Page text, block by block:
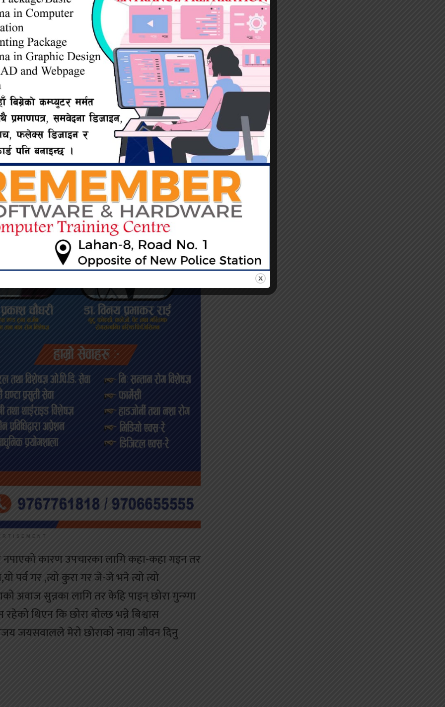
नपाएको कारण उपचारका लागि कहा-कहा गइन तर
पर्व गर ,त्यो कुरा गर जे-जे भने त्यो त्यो
अवाज सुन्नका लागि तर केहि पाइन् छोरा गुन्ग्गा
थिएन कि छोरा बोल्छ भन्ने बिश्वास
जयसवालले मेरो छोराको नाया जीवन दिनु